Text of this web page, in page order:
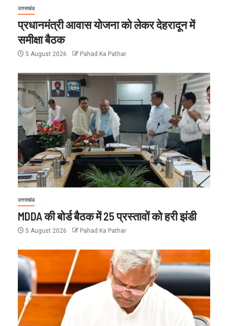
उत्तराखंड
प्रधानमंत्री आवास योजना को लेकर देहरादून में
समीक्षा बैठक
5 August 2026 Pahad Ka Pathar
उत्तराखंड
MDDA की बोर्ड बैठक में 25 प्रस्तावों को हरी झंडी
5 August 2026 Pahad Ka Pathar